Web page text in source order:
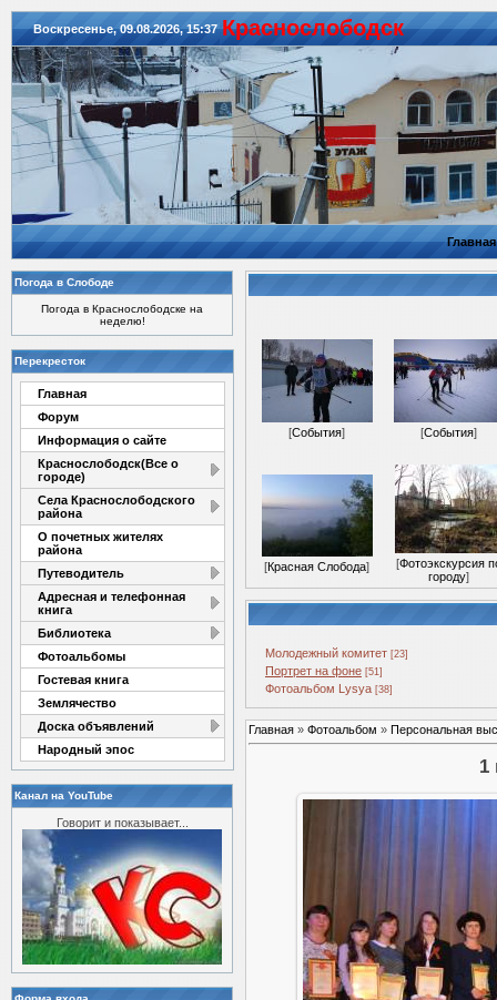
Воскресенье, 09.08.2026, 15:37 Красноcлободск
Главная
Погода в Слободе
Погода в Краснослободске на
неделю!
Перекресток
Главная
Форум
Информация о сайте
Краснослободск(Все о
городе)
Села Краснослободского
района
О почетных жителях
района
Путеводитель
Адресная и телефонная
книга
Библиотека
Фотоальбомы
Гостевая книга
Землячество
Доска объявлений
Народный эпос
Канал на YouTube
Говорит и показывает...
[События] [События]
[Красная Слобода] [Фотоэкскурсия
городу]
Молодежный комитет [23]
Портрет на фоне [51]
Фотоальбом Lysya [38]
Главная » Фотоальбом » Персональная
1